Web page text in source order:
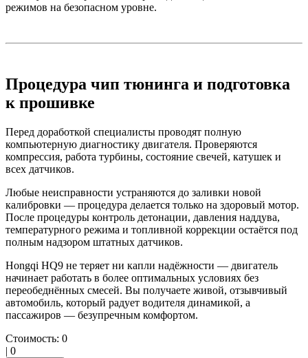
режимов на безопасном уровне.
Процедура чип тюнинга и подготовка
к прошивке
Перед доработкой специалисты проводят полную
компьютерную диагностику двигателя. Проверяются
компрессия, работа турбины, состояние свечей, катушек и
всех датчиков.
Любые неисправности устраняются до заливки новой
калибровки — процедура делается только на здоровый мотор.
После процедуры контроль детонации, давления наддува,
температурного режима и топливной коррекции остаётся под
полным надзором штатных датчиков.
Hongqi HQ9 не теряет ни капли надёжности — двигатель
начинает работать в более оптимальных условиях без
переобеднённых смесей. Вы получаете живой, отзывчивый
автомобиль, который радует водителя динамикой, а
пассажиров — безупречным комфортом.
Стоимость: 0
| 0